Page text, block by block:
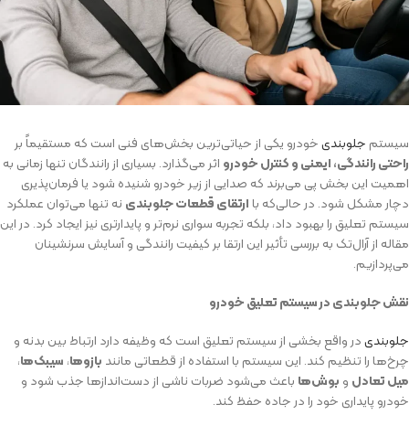
سیستم جلوبندیخودرو یکی از حیاتی‌ترین بخش‌های فنی است که مستقیماً بر
راحتی رانندگی، ایمنی و کنترل خودرو اثر می‌گذارد. بسیاری از رانندگان تنها زمانی به
اهمیت این بخش پی می‌برند که صدایی از زیر خودرو شنیده شود یا فرمان‌پذیری
دچار مشکل شود. در حالی‌که با ارتقای قطعات جلوبندی نه تنها می‌توان عملکرد
سیستم تعلیق را بهبود داد، بلکه تجربه سواری نرم‌تر و پایدارتری نیز ایجاد کرد. در این
مقاله از آرال‌تک به بررسی تأثیر این ارتقا بر کیفیت رانندگی و آسایش سرنشینان
می‌پردازیم.
نقش جلوبندی در سیستم تعلیق خودرو
جلوبندیدر واقع بخشی از سیستم تعلیق است که وظیفه دارد ارتباط بین بدنه و
چرخ‌ها را تنظیم کند. این سیستم با استفاده از قطعاتی مانند بازوها، سیبک‌ها،
میل تعادل و بوش‌ها باعث می‌شود ضربات ناشی از دست‌اندازها جذب شود و
خودرو پایداری خود را در جاده حفظ کند.